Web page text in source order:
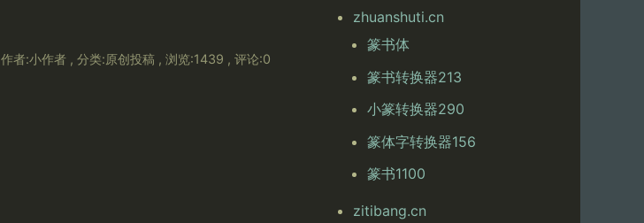
作者:小作者 , 分类:原创投稿 , 浏览:1439 , 评论:0
zhuanshuti.cn
篆书体
篆书转换器213
小篆转换器290
篆体字转换器156
篆书1100
zitibang.cn